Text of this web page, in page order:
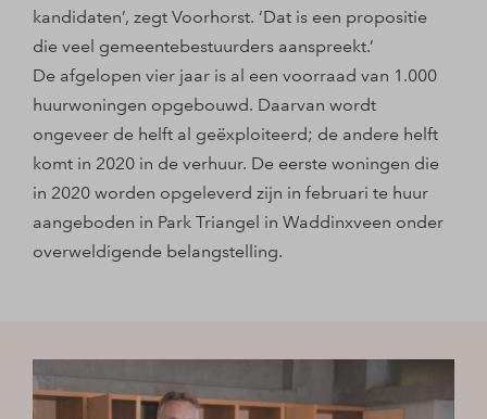
kandidaten’, zegt Voorhorst. ‘Dat is een propositie
die veel gemeentebestuurders aanspreekt.’
De afgelopen vier jaar is al een voorraad van 1.000
huurwoningen opgebouwd. Daarvan wordt
ongeveer de helft al geëxploiteerd; de andere helft
komt in 2020 in de verhuur. De eerste woningen die
in 2020 worden opgeleverd zijn in februari te huur
aangeboden in Park Triangel in Waddinxveen onder
overweldigende belangstelling.